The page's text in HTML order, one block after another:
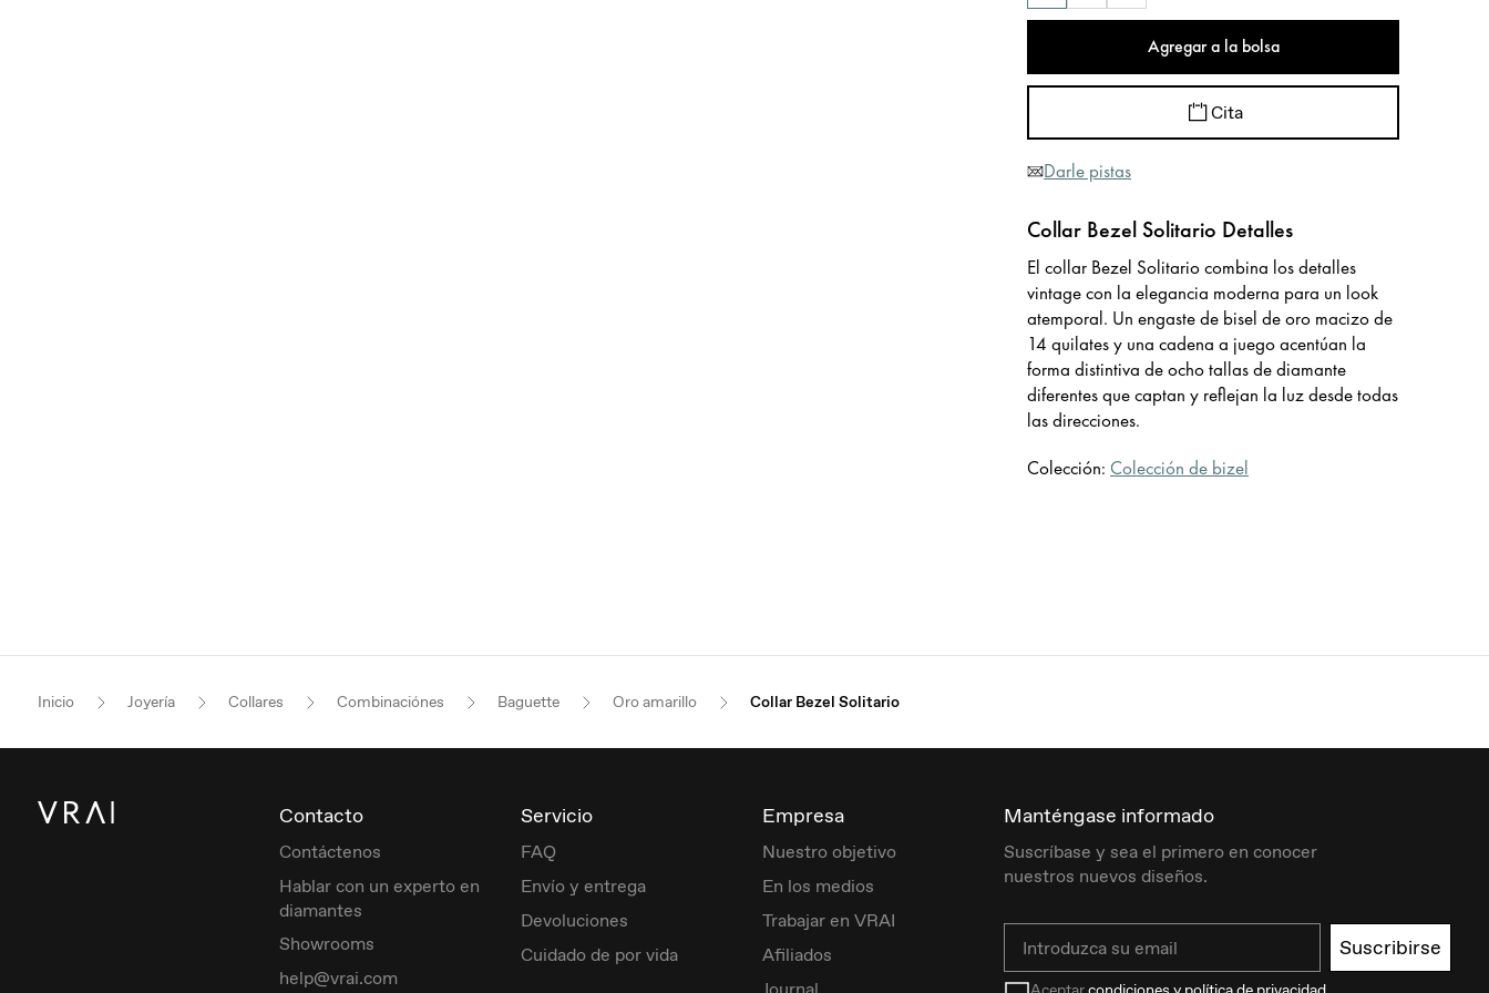
Agregar a la bolsa
Cita
Darle pistas
Collar Bezel Solitario Detalles
El collar Bezel Solitario combina los detalles
vintage con la elegancia moderna para un look
atemporal. Un engaste de bisel de oro macizo de
14 quilates y una cadena a juego acentúan la
forma distintiva de ocho tallas de diamante
diferentes que captan y reflejan la luz desde todas
las direcciones.
Colección: Colección de bizel
Inicio Joyería Collares Combinaciónes Baguette Oro amarillo Collar Bezel Solitario
Contacto
Contáctenos
Hablar con un experto en
diamantes
Showrooms
help@vrai.com
Servicio
FAQ
Envío y entrega
Devoluciones
Cuidado de por vida
Empresa
Nuestro objetivo
En los medios
Trabajar en VRAI
Afiliados
Manténgase informado
Suscríbase y sea el primero en conocer
nuestros nuevos diseños.
Suscribirse